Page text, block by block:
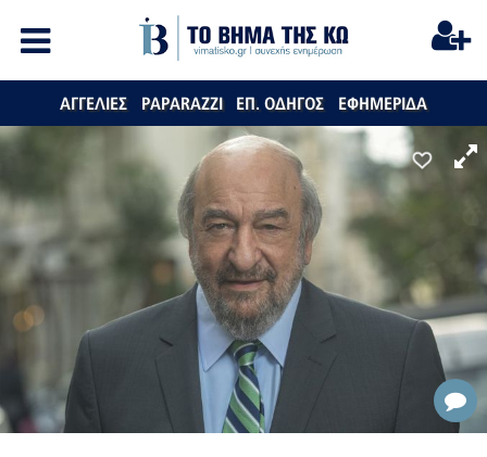
ΑΓΓΕΛΙΕΣ PAPARAZZI ΕΠ. ΟΔΗΓΟΣ ΕΦΗΜΕΡΙΔΑ